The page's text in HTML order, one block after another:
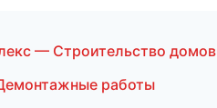
— Строительство домов
работы